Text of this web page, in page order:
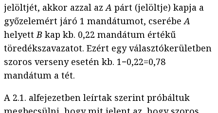
jelöltjét, akkor azzal azA párt (jelöltje) kapja a
győzelemért járó 1 mandátumot, cserébeA
helyettB kap kb. 0,22 mandátum értékű
töredékszavazatot. Ezért egy választókerületben
szoros verseny esetén kb. 1−0,22=0,78
mandátum a tét.
A 2.1. alfejezetben leírtak szerint próbáltuk